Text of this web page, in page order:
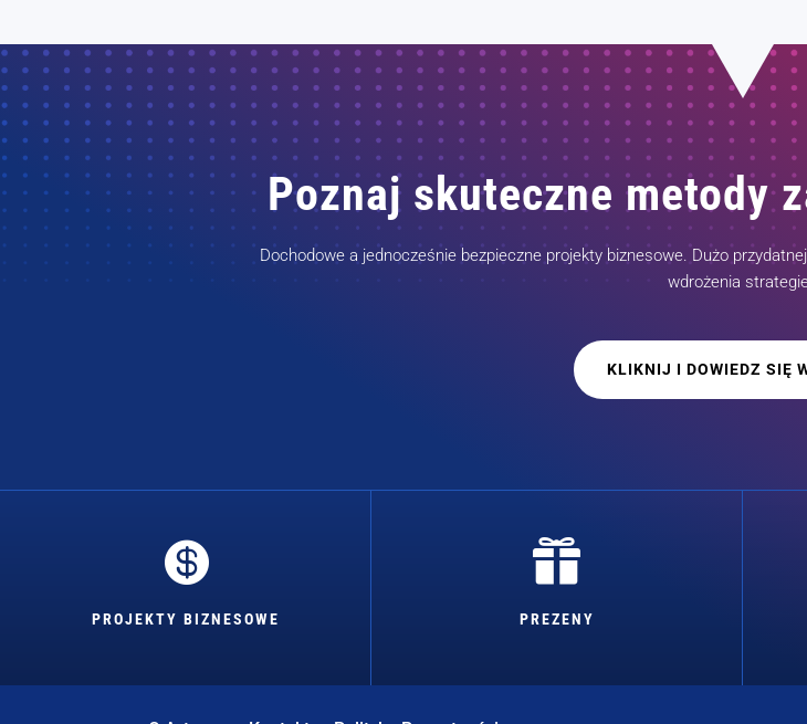
Poznaj skuteczne metody
Dochodowe a jednocześnie bezpieczne projekty biznesowe. Dużo
wdrożenia
KLIKNIJ I DOWIEDZ SIĘ

PROJEKTY BIZNESOWE

PREZENY